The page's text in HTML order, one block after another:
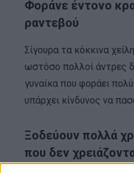
Φοράνε έντονο
ραντεβού
Σίγουρα τα κόκκινα
ωστόσο πολλοί άντρες
γυναίκα που φοράει
υπάρχει κίνδυνος να
Ξοδεύουν πολλά
που δεν